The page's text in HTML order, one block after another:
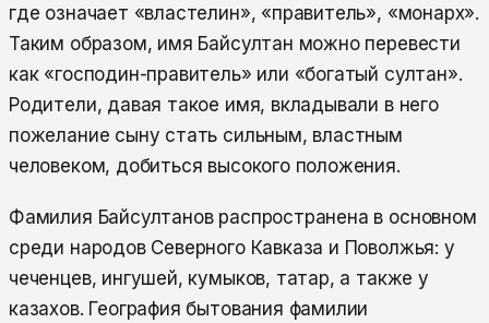
где означает «властелин», «правитель», «монарх».
Таким образом, имя Байсултан можно перевести
как «господин-правитель» или «богатый султан».
Родители, давая такое имя, вкладывали в него
пожелание сыну стать сильным, властным
человеком, добиться высокого положения.
Фамилия Байсултанов распространена в основном
среди народов Северного Кавказа и Поволжья: у
чеченцев, ингушей, кумыков, татар, а также у
казахов. География бытования фамилии